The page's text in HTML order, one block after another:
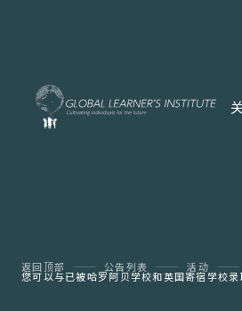
返回顶部 公告列表 活动
您可以与已被哈罗阿贝学校和英国寄宿学校